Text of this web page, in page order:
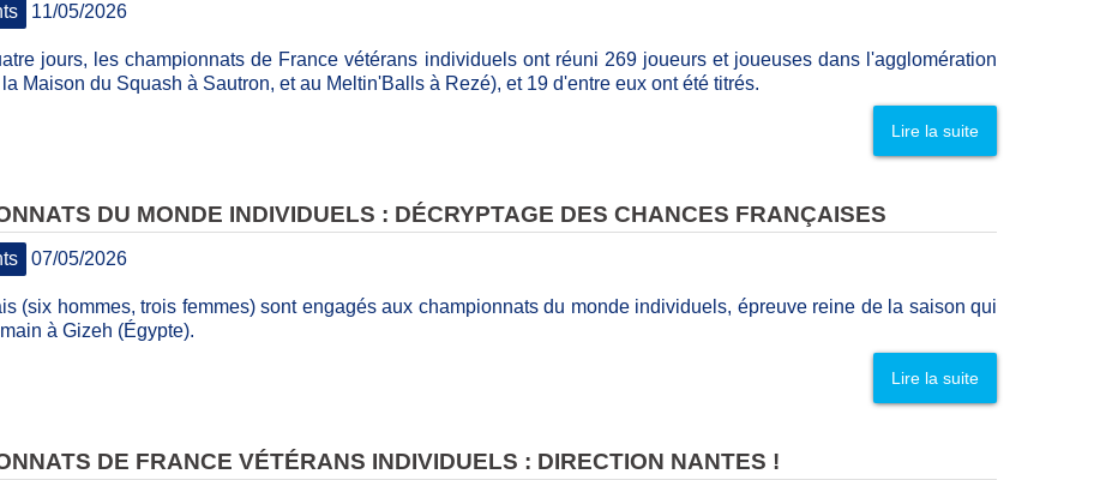
11/05/2026
jours, les championnats de France vétérans individuels ont réuni 269 joueurs et joueuses dans l'agglomération
Maison du Squash à Sautron, et au Meltin'Balls à Rezé), et 19 d'entre eux ont été titrés.
Lire la suite
DU MONDE INDIVIDUELS : DÉCRYPTAGE DES CHANCES FRANÇAISES
07/05/2026
(six hommes, trois femmes) sont engagés aux championnats du monde individuels, épreuve reine de la saison qui
à Gizeh (Égypte).
Lire la suite
DE FRANCE VÉTÉRANS INDIVIDUELS : DIRECTION NANTES !